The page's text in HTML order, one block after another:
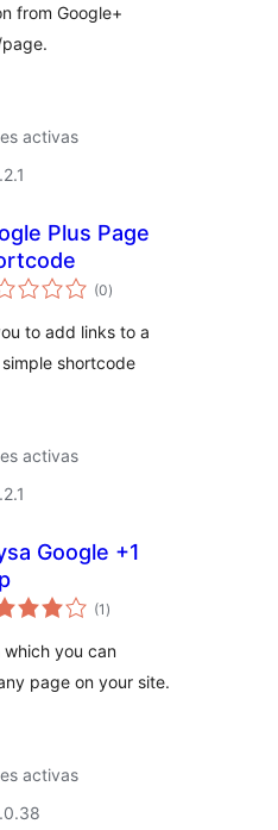
from Google+
activas
Plus Page
(0total
de
)
to add links to a
shortcode
activas
Google +1
(1 total
de
)
which you can
page on your site.
activas